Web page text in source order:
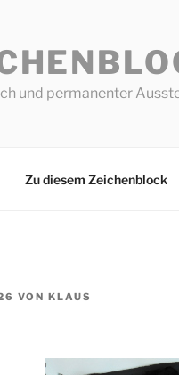
und permanenter
Zu diesem Zeichenblock
VON KLAUS